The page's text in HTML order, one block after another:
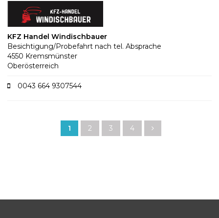
KFZ Handel Windischbauer
Besichtigung/Probefahrt nach tel. Absprache
4550 Kremsmünster
Oberösterreich
0043 664 9307544
1 2 3 4